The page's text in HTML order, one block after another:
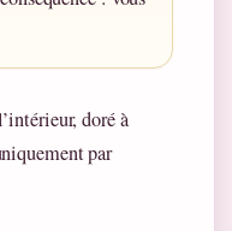
doré à
par